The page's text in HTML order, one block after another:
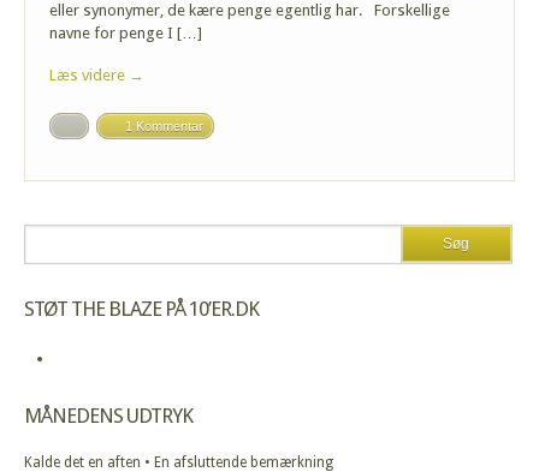
eller synonymer, de kære penge egentlig har. Forskellige
navne for penge I […]
Læs videre →
1 Kommentar
STØT THE BLAZE PÅ 10’ER.DK
MÅNEDENS UDTRYK
Kalde det en aften • En afsluttende bemærkning